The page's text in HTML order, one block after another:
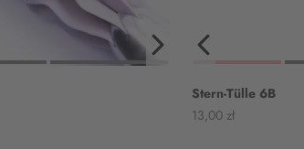
Stern-Tülle 6B
Angebot
13,00 zł